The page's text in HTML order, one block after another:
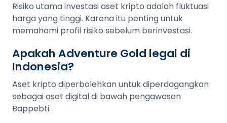
Risiko utama investasi aset kripto adalah fluktuasi
harga yang tinggi. Karena itu penting untuk
memahami profil risiko sebelum berinvestasi.
Apakah Adventure Gold legal di
Indonesia?
Aset kripto diperbolehkan untuk diperdagangkan
sebagai aset digital di bawah pengawasan
Bappebti.